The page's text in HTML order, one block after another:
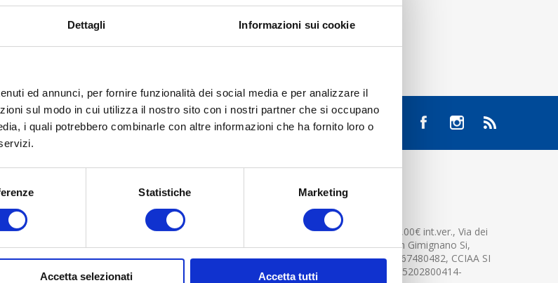
Dettagli Informazioni sui cookie
ed annunci, per fornire funzionalità dei social media e per analizzare il
sul modo in cui utilizza il nostro sito con i nostri partner che si occupano
i quali potrebbero combinarle con altre informazioni che ha fornito loro o
Statistiche Marketing
Accetta selezionati Accetta tutti
Ordini
CONTATTACI
Cap.soc. 2.500.000,00€ int.ver., Via dei
platani n. 15, 53037 San Gimignano Si,
Part.IVA e Cod.Fisc.04367480482, CCIAA SI
n.94391 , MOCA=IT0905202800414-